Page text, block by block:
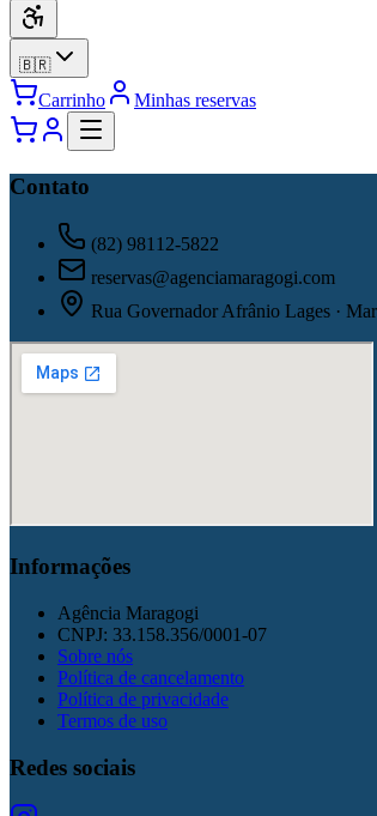
🇧🇷
Carrinho Minhas reservas
Contato
(82) 98112-5822
reservas@agenciamaragogi.com
Rua Governador Afrânio Lages ·
Informações
Agência Maragogi
CNPJ: 33.158.356/0001-07
Sobre nós
Política de cancelamento
Política de privacidade
Termos de uso
Redes sociais